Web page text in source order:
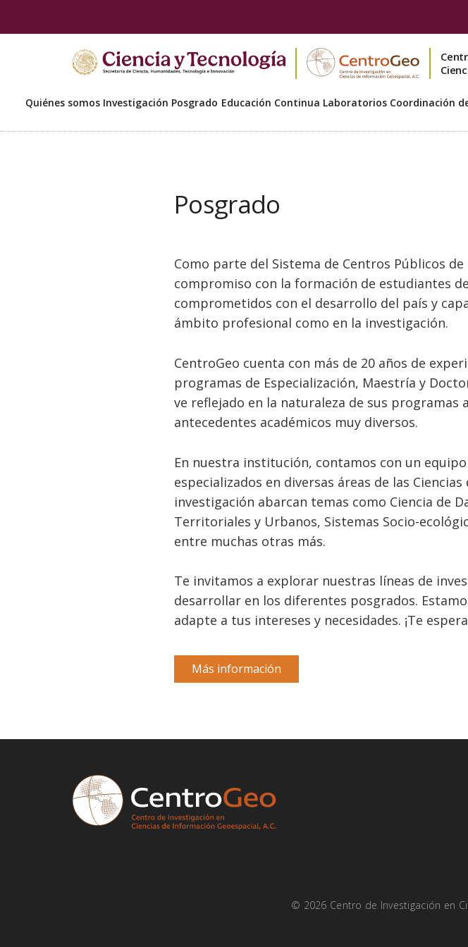
Quiénes somos Investigación Posgrado Educación Continua Laboratorios Coordinación
Posgrado
Como parte del Sistema de Centros Públicos
compromiso con la formación de estudiantes
comprometidos con el desarrollo del país y
ámbito profesional como en la investigación.
CentroGeo cuenta con más de 20 años de
programas de Especialización, Maestría y
ve reflejado en la naturaleza de sus programas
antecedentes académicos muy diversos.
En nuestra institución, contamos con un
especializados en diversas áreas de las
investigación abarcan temas como Ciencia de
Territoriales y Urbanos, Sistemas Socio-
entre muchas otras más.
Te invitamos a explorar nuestras líneas de
desarrollar en los diferentes posgrados.
adapte a tus intereses y necesidades. ¡Te
Más información
© 2026 Centro de Investigación en